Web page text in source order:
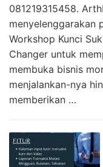
081219315458.
menyelenggarakan
Workshop Kunci
Changer untuk
membuka bisnis
menjalankan-nya
memberikan …